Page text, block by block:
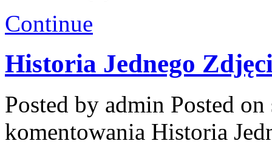
Continue
Historia Jednego
Posted by admin Posted
komentowania Historia